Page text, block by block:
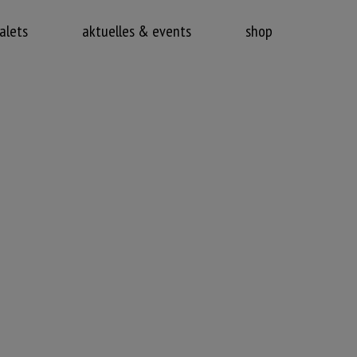
aktuelles & events shop